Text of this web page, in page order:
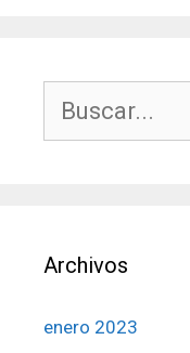
Archivos
enero 2023